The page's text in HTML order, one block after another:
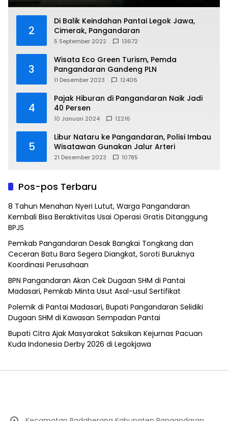
2
Di Balik Keindahan Pantai Legok Jawa,
Cimerak, Pangandaran
5 September 2022 13672
3
Wisata Eco Green Turism, Pemda
Pangandaran Gandeng PLN
11 Desember 2023 12406
4
Pajak Hiburan di Pangandaran Naik Jadi
40 Persen
10 Januari 2024 12216
5
Libur Nataru ke Pangandaran, Polisi Imbau
Wisatawan Gunakan Jalur Arteri
21 Desember 2023 10785
Pos-pos Terbaru
8 Tahun Menahan Nyeri Lutut, Warga Pangandaran
Kembali Bisa Beraktivitas Usai Operasi Gratis Ditanggung
BPJS
Pemkab Pangandaran Desak Bangkai Tongkang dan
Ceceran Batu Bara Segera Diangkat, Soroti Buruknya
Koordinasi Perusahaan
BPN Pangandaran Akan Cek Dugaan SHM di Pantai
Madasari, Pemkab Minta Usut Asal-usul Sertifikat
Polemik di Pantai Madasari, Bupati Pangandaran Selidiki
Dugaan SHM di Kawasan Sempadan Pantai
Bupati Citra Ajak Masyarakat Saksikan Kejurnas Pacuan
Kuda Indonesia Derby 2026 di Legokjawa